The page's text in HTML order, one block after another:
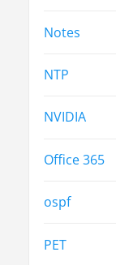
Notes
NTP
NVIDIA
Office 365
ospf
PET